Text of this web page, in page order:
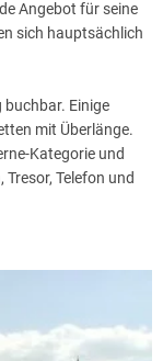
hat
und bietet bis zu
erfreulichen
auch
individuell
Angebot für seine
sich hauptsächlich
buchbar. Einige
mit Überlänge.
Kategorie und
Tresor, Telefon und
Gäste wird der
zur
bietet Ihren Kinder
Fahrt richtig